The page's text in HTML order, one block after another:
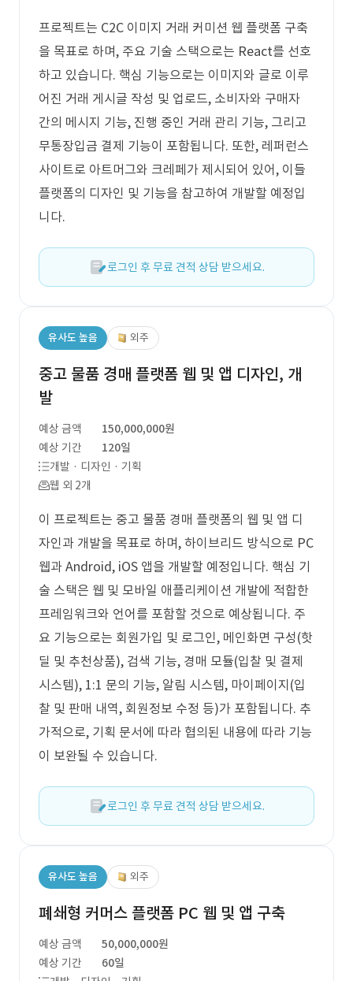
프로젝트는 C2C 이미지 거래 커미션 웹 플랫폼 구축
을 목표로 하며, 주요 기술 스택으로는 React를 선호
하고 있습니다. 핵심 기능으로는 이미지와 글로 이루
어진 거래 게시글 작성 및 업로드, 소비자와 구매자
간의 메시지 기능, 진행 중인 거래 관리 기능, 그리고
무통장입금 결제 기능이 포함됩니다. 또한, 레퍼런스
사이트로 아트머그와 크레페가 제시되어 있어, 이들
플랫폼의 디자인 및 기능을 참고하여 개발할 예정입
니다.
로그인 후 무료 견적 상담 받으세요.
유사도 높음 외주
중고 물품 경매 플랫폼 웹 및 앱 디자인, 개
발
예상 금액
150,000,000원
예상 기간
120일
개발 · 디자인 · 기획
웹 외 2개
이 프로젝트는 중고 물품 경매 플랫폼의 웹 및 앱 디
자인과 개발을 목표로 하며, 하이브리드 방식으로 PC
웹과 Android, iOS 앱을 개발할 예정입니다. 핵심 기
술 스택은 웹 및 모바일 애플리케이션 개발에 적합한
프레임워크와 언어를 포함할 것으로 예상됩니다. 주
요 기능으로는 회원가입 및 로그인, 메인화면 구성(핫
딜 및 추천상품), 검색 기능, 경매 모듈(입찰 및 결제
시스템), 1:1 문의 기능, 알림 시스템, 마이페이지(입
찰 및 판매 내역, 회원정보 수정 등)가 포함됩니다. 추
가적으로, 기획 문서에 따라 협의된 내용에 따라 기능
이 보완될 수 있습니다.
로그인 후 무료 견적 상담 받으세요.
유사도 높음 외주
폐쇄형 커머스 플랫폼 PC 웹 및 앱 구축
예상 금액
50,000,000원
예상 기간
60일